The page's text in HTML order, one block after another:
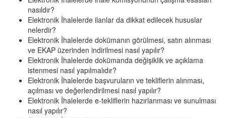
nasıldır?
Elektronik İhalelerde ilanlar da dikkat edilecek hususlar
nelerdir?
Elektronik İhalelerde dokümanın görülmesi, satın alınması
ve EKAP üzerinden indirilmesi nasıl yapılır?
Elektronik İhalelerde dokümanda değişiklik ve açıklama
istenmesi nasıl yapılmalıdır?
Elektronik İhalelerde başvuruların ve tekliflerin alınması,
açılması ve değerlendirilmesi nasıl yapılır?
Elektronik İhalelerde e-tekliflerin hazırlanması ve sunulması
nasıl yapılır?